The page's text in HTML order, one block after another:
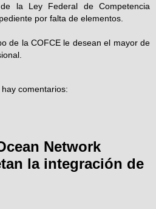
la Ley Federal de Competencia
por falta de elementos.
de la COFCE le desean el mayor de
hay comentarios:
Network
la integración de